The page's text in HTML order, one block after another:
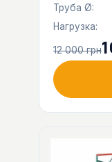
Труба Ø:
Нагрузка:
12 000 грн